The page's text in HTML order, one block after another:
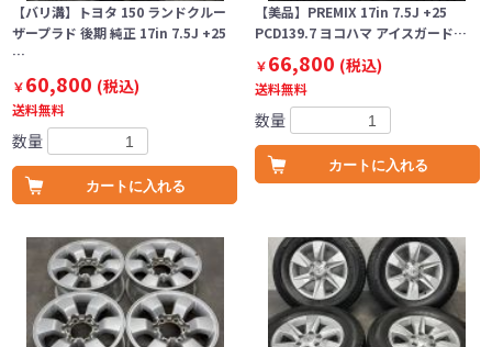
【バリ溝】トヨタ 150 ランドクルー
ザープラド 後期 純正 17in 7.5J +25
…
￥60,800 (税込)
送料無料
数量
カートに入れる
【美品】PREMIX 17in 7.5J +25
PCD139.7 ヨコハマ アイスガード…
￥66,800 (税込)
送料無料
数量
カートに入れる